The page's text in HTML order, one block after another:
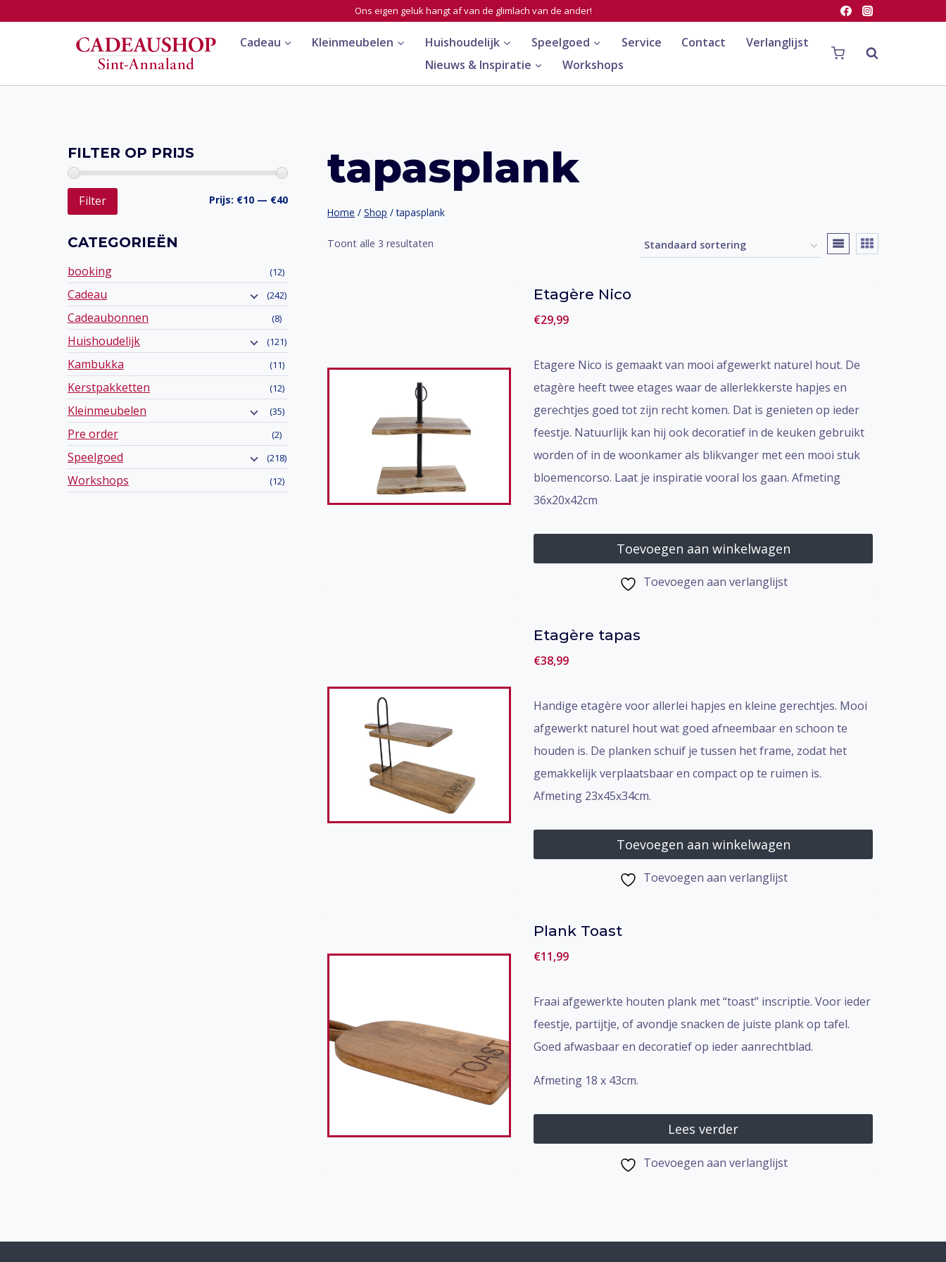
Ons eigen geluk hangt af van de glimlach van de ander!
Cadeau Kleinmeubelen Huishoudelijk Speelgoed Service Contact
Verlanglijst
Nieuws & Inspiratie
Workshops
tapasplank
Home / Shop / tapasplank
Toont alle 3 resultaten
Etagère Nico
€29,99
Etagere Nico is gemaakt van mooi afgewerkt naturel hout. De
etagère heeft twee etages waar de allerlekkerste hapjes en
gerechtjes goed tot zijn recht komen. Dat is genieten op ieder
feestje. Natuurlijk kan hij ook decoratief in de keuken gebruikt
worden of in de woonkamer als blikvanger met een mooi stuk
bloemencorso. Laat je inspiratie vooral los gaan. Afmeting
36x20x42cm
Toevoegen aan winkelwagen
Toevoegen aan verlanglijst
Etagère tapas
€38,99
Handige etagère voor allerlei hapjes en kleine gerechtjes. Mooi
afgewerkt naturel hout wat goed afneembaar en schoon te
houden is. De planken schuif je tussen het frame, zodat het
gemakkelijk verplaatsbaar en compact op te ruimen is.
Afmeting 23x45x34cm.
Toevoegen aan winkelwagen
Toevoegen aan verlanglijst
Plank Toast
€11,99
Fraai afgewerkte houten plank met “toast” inscriptie. Voor ieder
feestje, partijtje, of avondje snacken de juiste plank op tafel.
Goed afwasbaar en decoratief op ieder aanrechtblad.
Afmeting 18 x 43cm.
Lees verder
Toevoegen aan verlanglijst
FILTER OP PRIJS
Min.
Max.
Filter Prijs: €10 — €40
CATEGORIEËN
booking (12)
Cadeau (242)
Cadeaubonnen (8)
Huishoudelijk (121)
Kambukka (11)
Kerstpakketten (12)
Kleinmeubelen (35)
Pre order (2)
Speelgoed (218)
Workshops (12)